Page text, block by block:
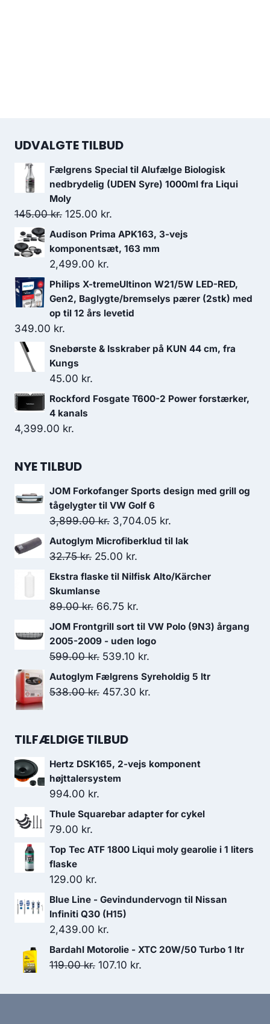
UDVALGTE TILBUD
Fælgrens Special til Alufælge Biologisk
nedbrydelig (UDEN Syre) 1000ml fra Liqui
Moly
145.00kr. Den
oprindelige
pris
var:
145.00 kr..
125.00 kr.
aktuelle
pris
125.00 kr..
Audison Prima APK163, 3-vejs
komponentsæt, 163 mm
2,499.00 kr.
Philips X-tremeUltinon W21/5W LED-RED,
Gen2, Baglygte/bremselys pærer (2stk) med
op til 12 års levetid
349.00 kr.
Snebørste & Isskraber på KUN 44 cm, fra
Kungs
45.00 kr.
Rockford Fosgate T600-2 Power forstærker,
4 kanals
4,399.00 kr.
NYE TILBUD
JOM Forkofanger Sports design med grill og
tågelygter til VW Golf 6
3,899.00kr. Den
oprindelige
pris
3,704.05 kr.
aktuelle
Autoglym Microfiberklud til lak
32.75kr. Den
oprindelige
pris
var:
32.75 kr..
25.00 kr.
aktuelle
25.00 kr..
Ekstra flaske til Nilfisk Alto/Kärcher
Skumlanse
89.00kr. Den
oprindelige
pris
var:
89.00 kr..
66.75 kr.
aktuelle
pris
er:
66.75 kr..
JOM Frontgrill sort til VW Polo (9N3) årgang
2005-2009 - uden logo
599.00kr. Den
oprindelige
pris
539.10 kr.
aktuelle
Autoglym Fælgrens Syreholdig 5 ltr
538.00kr. Den
var:
457.30 kr.
TILFÆLDIGE TILBUD
Hertz DSK165, 2-vejs komponent
højttalersystem
994.00 kr.
Thule Squarebar adapter for cykel
79.00 kr.
Top Tec ATF 1800 Liqui moly gearolie i 1 liters
flaske
129.00 kr.
Blue Line - Gevindundervogn til Nissan
Infiniti Q30 (H15)
2,439.00 kr.
Bardahl Motorolie - XTC 20W/50 Turbo 1 ltr
119.00kr. Den
pris
107.10 kr.
pris